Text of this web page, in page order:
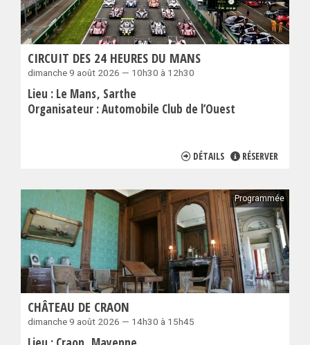
CIRCUIT DES 24 HEURES DU MANS
dimanche 9 août 2026 — 10h30 à 12h30
Lieu : Le Mans Sarthe
Organisateur :Automobile Club de l’Ouest
DÉTAILS RÉSERVER
Programmée
CHÂTEAU DE CRAON
dimanche 9 août 2026 — 14h30 à 15h45